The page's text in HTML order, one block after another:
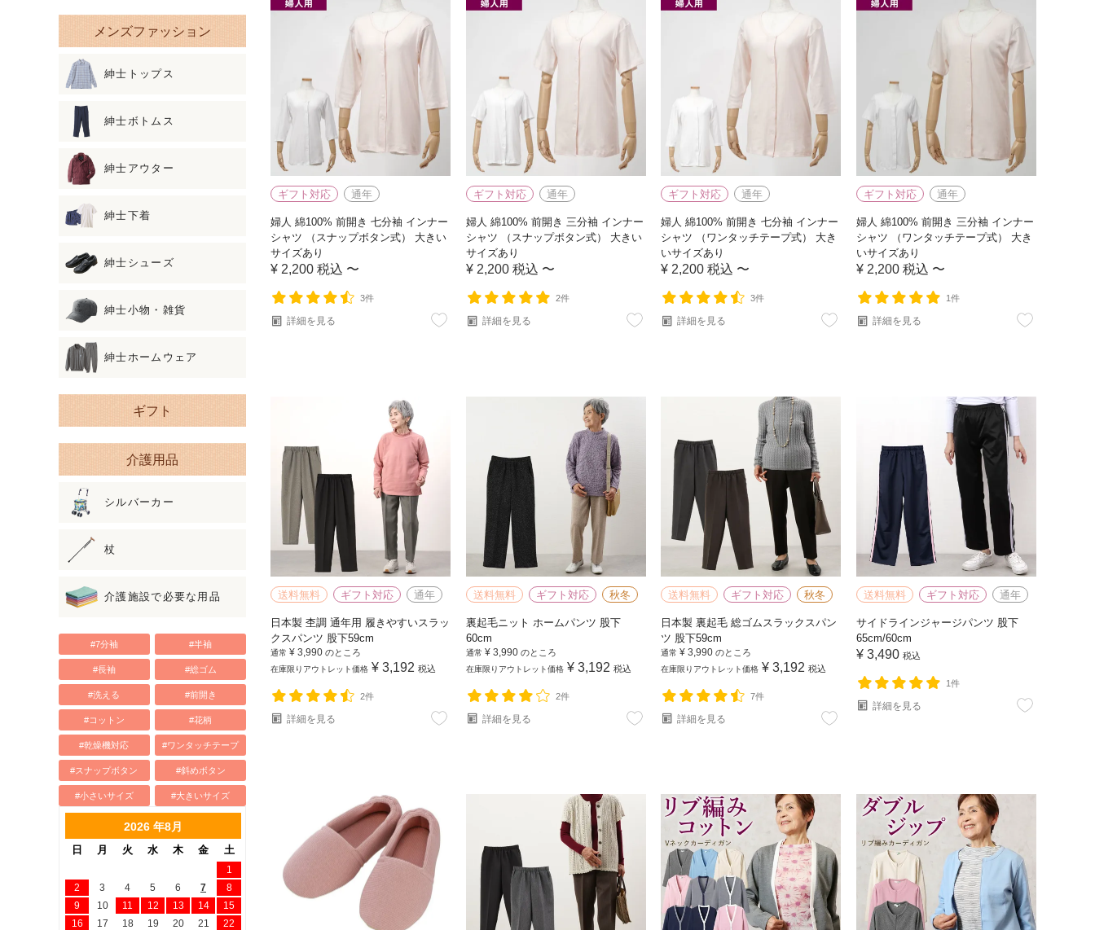
メンズファッション
紳士トップス
紳士ボトムス
紳士アウター
紳士下着
紳士シューズ
紳士小物・雑貨
紳士ホームウェア
ギフト
介護用品
シルバーカー
杖
介護施設で必要な用品
#7分袖 #半袖
#長袖 #総ゴム
#洗える #前開き
#コットン #花柄
#乾燥機対応 #ワンタッチテープ
#スナップボタン #斜めボタン
#小さいサイズ #大きいサイズ
2026 年8月
日 月 火 水 木 金 土
1
2
3 4 5 6 7
8
9
10 11 12 13 14
15
16
17 18 19 20 21
22
ギフト対応 通年
婦人 綿100% 前開き 七分袖 インナー
シャツ （スナップボタン式） 大きい
サイズあり
¥ 2,200 税込 〜
3件
詳細を見る
ギフト対応 通年
婦人 綿100% 前開き 三分袖 インナー
シャツ （スナップボタン式） 大きい
サイズあり
¥ 2,200 税込 〜
2件
詳細を見る
ギフト対応 通年
婦人 綿100% 前開き 七分袖 インナー
シャツ （ワンタッチテープ式） 大き
いサイズあり
¥ 2,200 税込 〜
3件
詳細を見る
ギフト対応 通年
婦人 綿100% 前開き 三分袖 インナー
シャツ （ワンタッチテープ式） 大き
いサイズあり
¥ 2,200 税込 〜
1件
詳細を見る
送料無料 ギフト対応 通年
日本製 杢調 通年用 履きやすいスラッ
クスパンツ 股下59cm
通常 ¥ 3,990 のところ
在庫限りアウトレット価格 ¥ 3,192 税込
2件
詳細を見る
送料無料 ギフト対応 秋冬
裏起毛ニット ホームパンツ 股下
60cm
通常 ¥ 3,990 のところ
在庫限りアウトレット価格 ¥ 3,192 税込
2件
詳細を見る
送料無料 ギフト対応 秋冬
日本製 裏起毛 総ゴムスラックスパン
ツ 股下59cm
通常 ¥ 3,990 のところ
在庫限りアウトレット価格 ¥ 3,192 税込
7件
詳細を見る
送料無料 ギフト対応 通年
サイドラインジャージパンツ 股下
65cm/60cm
¥ 3,490 税込
1件
詳細を見る